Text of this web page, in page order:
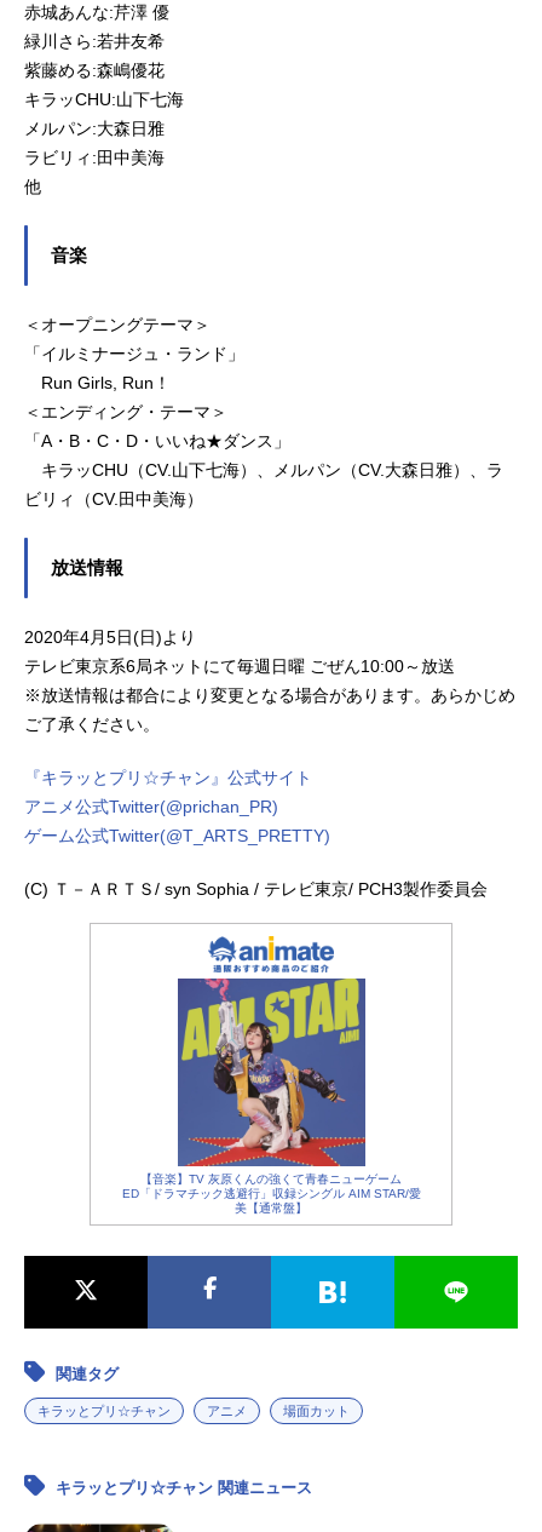
赤城あんな:芹澤 優
緑川さら:若井友希
紫藤める:森嶋優花
キラッCHU:山下七海
メルパン:大森日雅
ラビリィ:田中美海
他
音楽
＜オープニングテーマ＞
「イルミナージュ・ランド」
Run Girls, Run！
＜エンディング・テーマ＞
「A・B・C・D・いいね★ダンス」
キラッCHU（CV.山下七海）、メルパン（CV.大森日雅）、ラ
ビリィ（CV.田中美海）
放送情報
2020年4月5日(日)より
テレビ東京系6局ネットにて毎週日曜 ごぜん10:00～放送
※放送情報は都合により変更となる場合があります。あらかじめ
ご了承ください。
『キラッとプリ☆チャン』公式サイト
アニメ公式Twitter(@prichan_PR)
ゲーム公式Twitter(@T_ARTS_PRETTY)
(C) Ｔ－ＡＲＴＳ/ syn Sophia / テレビ東京/ PCH3製作委員会
【音楽】TV 灰原くんの強くて青春ニューゲーム
ED「ドラマチック逃避行」収録シングル AIM STAR/愛
美【通常盤】
関連タグ
キラッとプリ☆チャン アニメ 場面カット
キラッとプリ☆チャン 関連ニュース